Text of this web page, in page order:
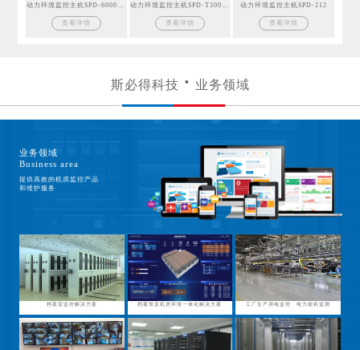
查看详情 查看详情
动力环境监控主机SPD-212
查看详情
斯必得科技 业务领域
业务领域
Business area
提供高效的机房监控产品
和维护服务
档案室监控解决方案 档案馆及机房环境一体化解决方案 工厂生产用电监控、电力能耗监测